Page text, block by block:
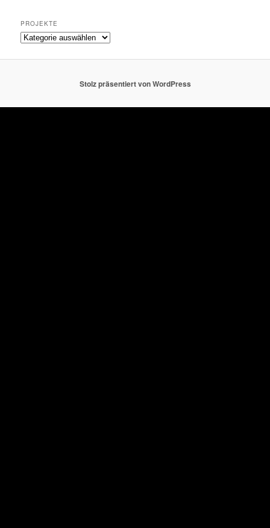
PROJEKTE
Projekte
Stolz präsentiert von WordPress